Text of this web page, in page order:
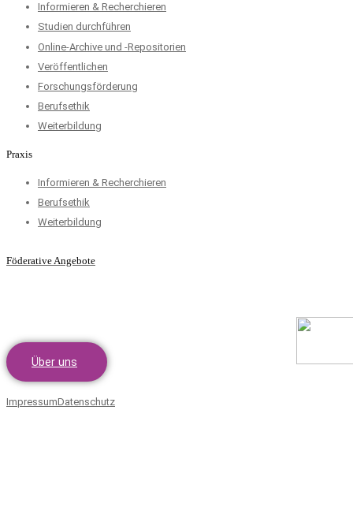
Informieren & Recherchieren
Studien durchführen
Online-Archive und -Repositorien
Veröffentlichen
Forschungsförderung
Berufsethik
Weiterbildung
Praxis
Informieren & Recherchieren
Berufsethik
Weiterbildung
Föderative Angebote
Über uns
ImpressumDatenschutz